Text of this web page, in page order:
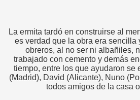
La ermita tardó en construirse al
es verdad que la obra era sencilla
obreros, al no ser ni albañiles,
trabajado con cemento y demás
tiempo, entre los que ayudaron se
(Madrid), David (Alicante), Nuno
todos amigos de la casa